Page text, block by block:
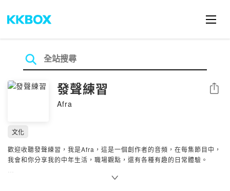
發聲練習
Afra
分享
文化
歡迎收聽發聲練習，我是Afra，這是一個創作者的音頻，在每集節目中，
我會和你分享我的中年生活，職場觀點，還有各種有趣的日常體驗。